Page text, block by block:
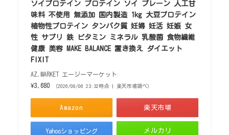
ソイプロテイン プロテイン ソイ プレーン 人工甘
味料 不使用 無添加 国内製造 1kg 大豆プロテイン
植物性プロテイン タンパク質 妊婦 妊活 妊娠 女
性 サプリ 鉄 ビタミン ミネラル 乳酸菌 食物繊維
健康 美容 MAKE BALANCE 置き換え ダイエット
FIXIT
AZ.MARKET エージーマーケット
¥3,680
（2026/08/06 23:32時点 | 楽天市場調べ）
Amazon 楽天市場
Yahooショッピング メルカリ